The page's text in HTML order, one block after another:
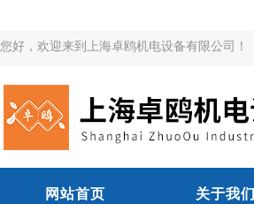
您好，欢迎来到上海卓鸥机电设备有限公司！
网站首页 关于我们